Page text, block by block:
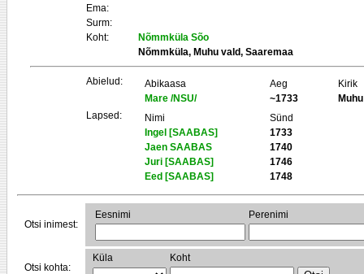
Ema:
Surm:
Koht:
Nõmmküla Sõo
Nõmmküla, Muhu vald, Saaremaa
Abielud: Abikaasa Aeg
Kirik
Mare /NSU/
~1733
Muhu
Lapsed:
Nimi
Sünd
Ingel [SAABAS]
1733
Jaen SAABAS
1740
Juri [SAABAS]
1746
Eed [SAABAS]
1748
Otsi inimest:
Eesnimi Perenimi
Otsi kohta:
Küla Koht